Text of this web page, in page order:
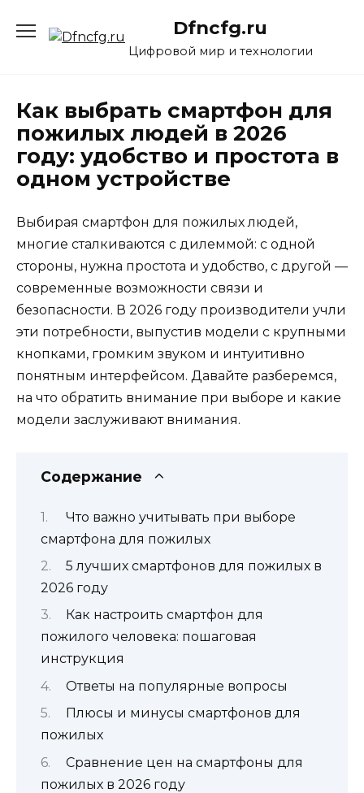
содержанию
Dfncfg.ru
Цифровой мир и технологии
Как выбрать смартфон для
пожилых людей в 2026
году: удобство и простота в
одном устройстве
Выбирая смартфон для пожилых людей,
многие сталкиваются с дилеммой: с одной
стороны, нужна простота и удобство, с другой —
современные возможности связи и
безопасности. В 2026 году производители учли
эти потребности, выпустив модели с крупными
кнопками, громким звуком и интуитивно
понятным интерфейсом. Давайте разберемся,
на что обратить внимание при выборе и какие
модели заслуживают внимания.
Содержание
Что важно учитывать при выборе
смартфона для пожилых
5 лучших смартфонов для пожилых в
2026 году
Как настроить смартфон для
пожилого человека: пошаговая
инструкция
Ответы на популярные вопросы
Плюсы и минусы смартфонов для
пожилых
Сравнение цен на смартфоны для
пожилых в 2026 году